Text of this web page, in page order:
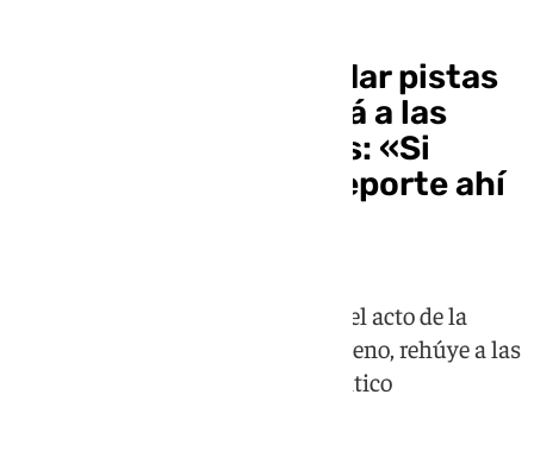
De la Torre sigue sin dar pistas
sobre si se presentará a las
próximas municipales: «Si
consigo hacer más deporte ahí
El alcalde de Málaga, presente en el acto de la
toma de posesión de Juanma Moreno, rehúye a las
preguntas acerca de su futuro político